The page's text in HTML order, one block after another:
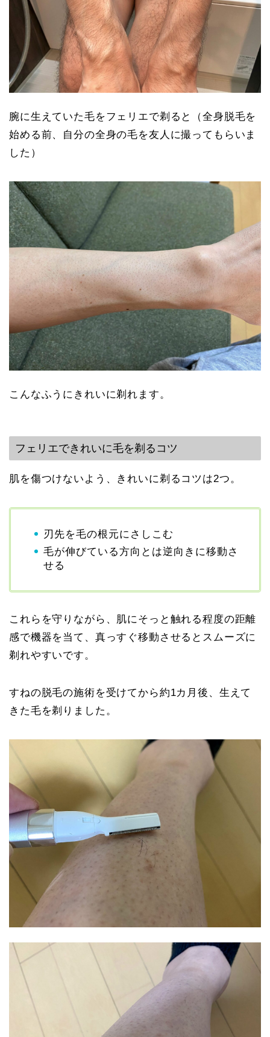
腕に生えていた毛をフェリエで剃ると（全身脱毛を
始める前、自分の全身の毛を友人に撮ってもらいま
した）
こんなふうにきれいに剃れます。
フェリエできれいに毛を剃るコツ
肌を傷つけないよう、きれいに剃るコツは2つ。
刃先を毛の根元にさしこむ
毛が伸びている方向とは逆向きに移動さ
せる
これらを守りながら、肌にそっと触れる程度の距離
感で機器を当て、真っすぐ移動させるとスムーズに
剃れやすいです。
すねの脱毛の施術を受けてから約1カ月後、生えて
きた毛を剃りました。